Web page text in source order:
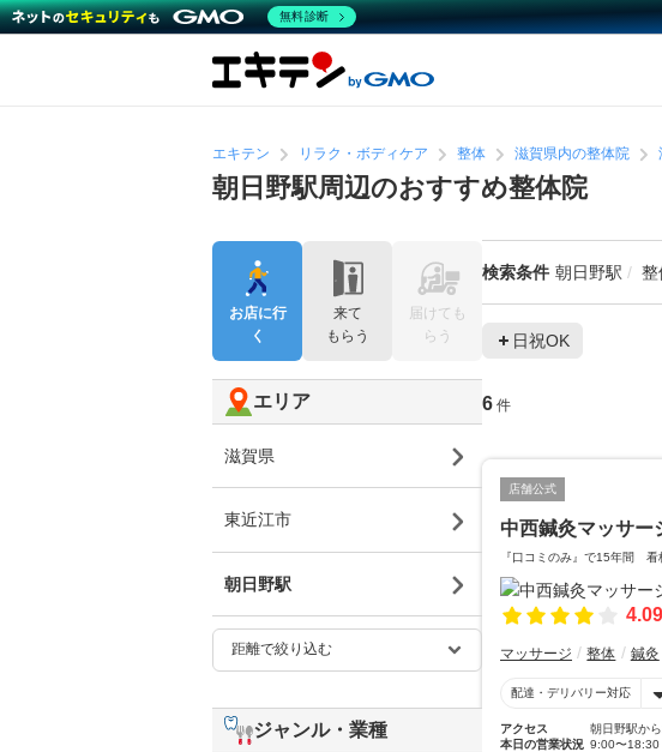
エキテン リラク・ボディケア 整体 滋賀県内の整体院
朝日野駅周辺のおすすめ整体院
検索条件 朝日野駅 整
日祝OK
6 件
店舗公式
中西鍼灸マッサー
『口コミのみ』で15年間 看
4.09
マッサージ 整体 鍼灸
配達・デリバリー対応
アクセス
朝日野駅か
本日の営業状況 9:00〜18:30
お店に行
く
来て
もらう
届けても
らう
エリア
滋賀県
東近江市
朝日野駅
ジャンル・業種
無料診断